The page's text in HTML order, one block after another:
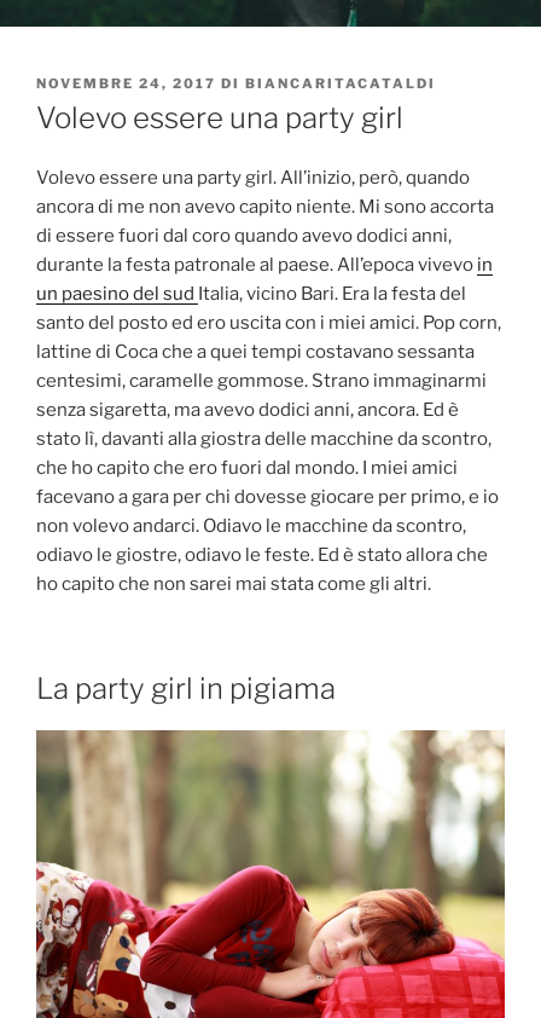
PUBBLICATO
IL
NOVEMBRE 24, 2017 DI BIANCARITACATALDI
Volevo essere una party girl
Volevo essere una party girl. All’inizio, però, quando
ancora di me non avevo capito niente. Mi sono accorta
di essere fuori dal coro quando avevo dodici anni,
durante la festa patronale al paese. All’epoca vivevo in
un paesino del sud Italia, vicino Bari. Era la festa del
santo del posto ed ero uscita con i miei amici. Pop corn,
lattine di Coca che a quei tempi costavano sessanta
centesimi, caramelle gommose. Strano immaginarmi
senza sigaretta, ma avevo dodici anni, ancora. Ed è
stato lì, davanti alla giostra delle macchine da scontro,
che ho capito che ero fuori dal mondo. I miei amici
facevano a gara per chi dovesse giocare per primo, e io
non volevo andarci. Odiavo le macchine da scontro,
odiavo le giostre, odiavo le feste. Ed è stato allora che
ho capito che non sarei mai stata come gli altri.
La party girl in pigiama